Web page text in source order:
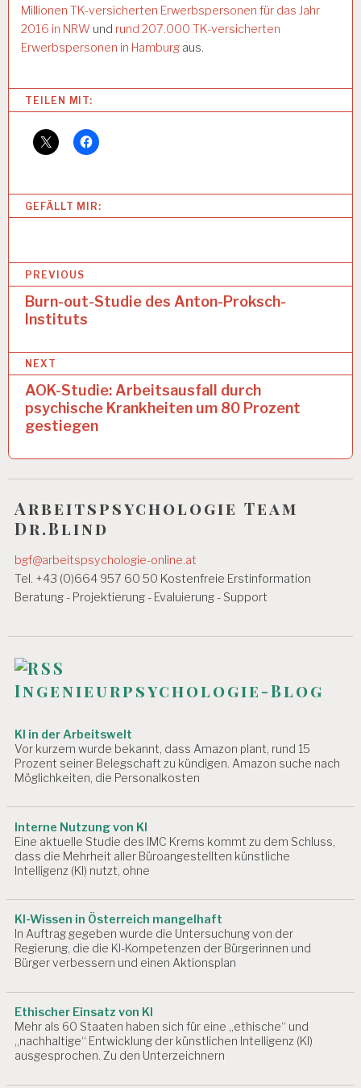
Millionen TK-versicherten Erwerbspersonen für das Jahr
2016 in NRW und rund 207.000 TK-versicherten
Erwerbspersonen in Hamburg aus.
Categories:
R
B
T
U
E
S
U
N
E
I
T
A
R
I
S
B
D
I
G
N
E
B
E
I
T
S
Y
C
H
O
G
I
E
A
R
B
E
I
TEILEN MIT:
GEFÄLLT MIR:
B
t
r
g
s
n
a
v
i
g
i
o
n
PREVIOUS
Burn-out-Studie des Anton-Proksch-
Instituts
NEXT
AOK-Studie: Arbeitsausfall durch
psychische Krankheiten um 80 Prozent
gestiegen
Arbeitspsychologie Team
Dr.Blind
bgf@arbeitspsychologie-online.at
Tel. +43 (0)664 957 60 50 Kostenfreie Erstinformation
Beratung - Projektierung - Evaluierung - Support
Ingenieurpsychologie-Blog
KI in der Arbeitswelt
Vor kurzem wurde bekannt, dass Amazon plant, rund 15
Prozent seiner Belegschaft zu kündigen. Amazon suche nach
Möglichkeiten, die Personalkosten
Interne Nutzung von KI
Eine aktuelle Studie des IMC Krems kommt zu dem Schluss,
dass die Mehrheit aller Büroangestellten künstliche
Intelligenz (KI) nutzt, ohne
KI-Wissen in Österreich mangelhaft
In Auftrag gegeben wurde die Untersuchung von der
Regierung, die die KI-Kompetenzen der Bürgerinnen und
Bürger verbessern und einen Aktionsplan
Ethischer Einsatz von KI
Mehr als 60 Staaten haben sich für eine „ethische“ und
„nachhaltige“ Entwicklung der künstlichen Intelligenz (KI)
ausgesprochen. Zu den Unterzeichnern